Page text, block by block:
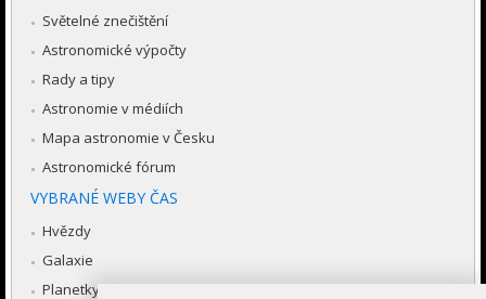
Světelné znečištění
Astronomické výpočty
Rady a tipy
Astronomie v médiích
Mapa astronomie v Česku
Astronomické fórum
VYBRANÉ WEBY ČAS
Hvězdy
Galaxie
Planetky